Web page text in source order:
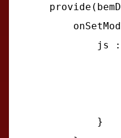
onSetMod
js
        }